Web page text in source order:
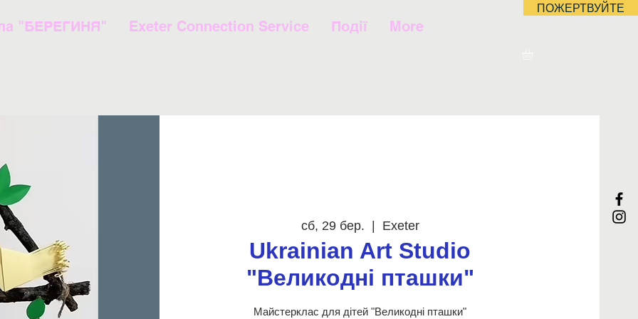
ПОЖЕРТВУЙТЕ
"БЕРЕГИНЯ" Exeter Connection Service Події More
сб, 29 бер.
  |
Exeter
Ukrainian Art Studio
"Великодні пташки"
Майстерклас для дітей "Великодні пташки"